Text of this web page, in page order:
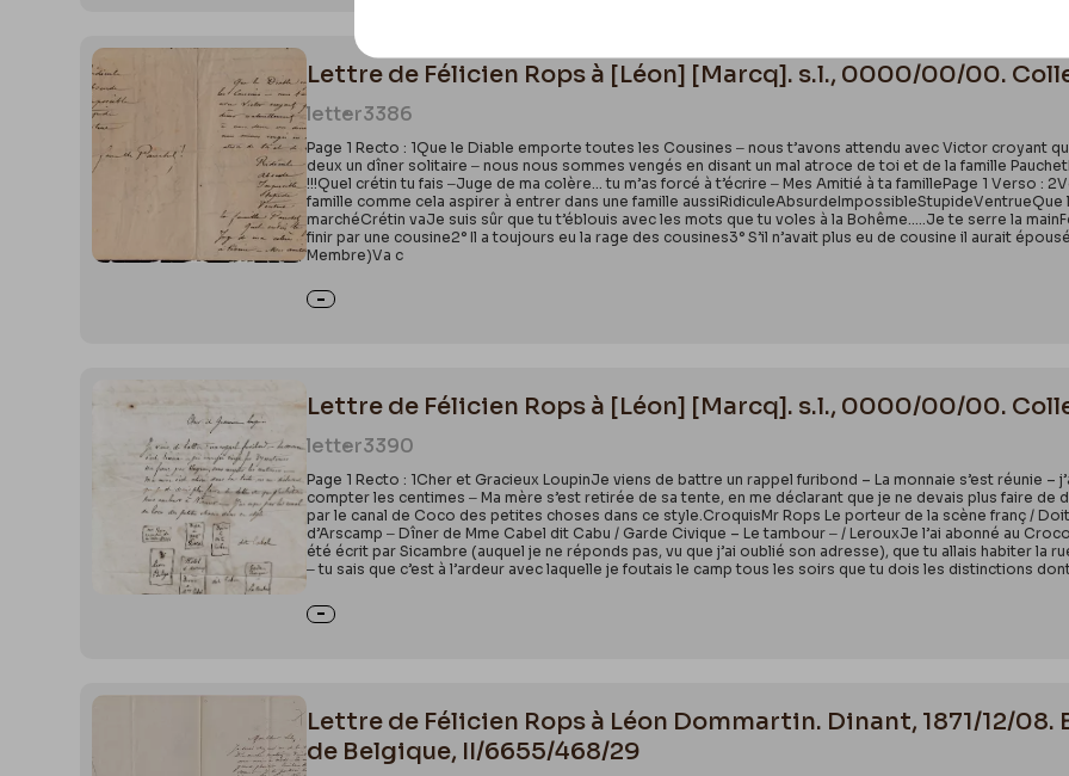
Lettre de Félicien Rops à [Léon] [Marcq]. s.l., 0000/00/00.
letter3386
Page 1 Recto : 1Que le Diable emporte toutes les Cousines ‒ nous t’avons attendu avec Victor croyant
deux un dîner solitaire ‒ nous nous sommes vengés en disant un mal atroce de toi et de la famille
!!!Quel crétin tu fais ‒Juge de ma colère… tu m’as forcé à t’écrire ‒ Mes Amitié à ta famillePage 1 Verso :
famille comme cela aspirer à entrer dans une famille
marchéCrétin vaJe suis sûr que tu t’éblouis avec les mots que tu voles à la Bohême…..Je te serre la
finir par une cousine2° Il a toujours eu la rage des cousines3° S’il n’avait plus eu de cousine il aurait
Membre)Va c
Lettre de Félicien Rops à [Léon] [Marcq]. s.l., 0000/00/00.
letter3390
Page 1 Recto : 1Cher et Gracieux LoupinJe viens de battre un rappel furibond – La monnaie s’est réunie –
compter les centimes ‒ Ma mère s’est retirée de sa tente, en me déclarant que je ne devais plus faire de
par le canal de Coco des petites choses dans ce style.CroquisMr Rops Le porteur de la scène franç /
d’Arscamp ‒ Dîner de Mme Cabel dit Cabu / Garde Civique – Le tambour ‒ / LerouxJe l’ai abonné au
été écrit par Sicambre (auquel je ne réponds pas, vu que j’ai oublié son adresse), que tu allais habiter la
‒ tu sais que c’est à l’ardeur avec laquelle je foutais le camp tous les soirs que tu dois les distinctions
Lettre de Félicien Rops à Léon Dommartin. Dinant, 1871/12/
de Belgique, II/6655/468/29